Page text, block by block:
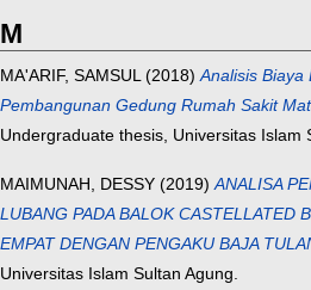
M
MA'ARIF, SAMSUL(2018)Analisis Biaya
Pembangunan Gedung Rumah Sakit
Undergraduate thesis, Universitas Islam
MAIMUNAH, DESSY (2019)ANALISA
LUBANG PADA BALOK CASTELLATED
EMPAT DENGAN PENGAKU BAJA
Universitas Islam Sultan Agung.